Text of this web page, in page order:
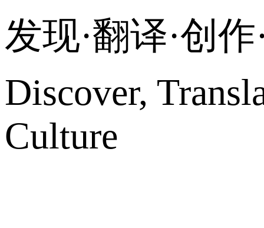
发现·翻译·创
Discover,
Culture